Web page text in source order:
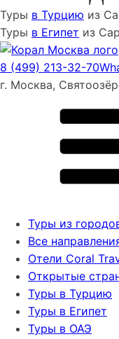
Туры в Турцию из
Туры в Египет из
8 (499) 213-32-70
г. Москва,
Туры из
Все
Отели Coral
Открытые
Туры в Турцию
Туры в Египет
Туры в ОАЭ